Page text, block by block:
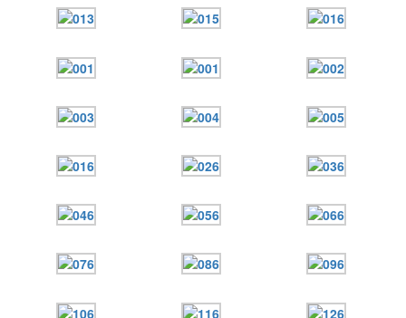
12 сентября 2015
Название трансляции
12 сентября 2015
Название трансляции
12 сентября 2015
Название трансляции
12 сентября 2015
Название трансляции
12 сентября 2015
Название трансляции
Перейти к архиву